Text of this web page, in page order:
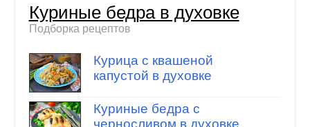
Куриные бедра в духовке
Подборка рецептов
Курица с квашеной
капустой в духовке
Куриные бедра с